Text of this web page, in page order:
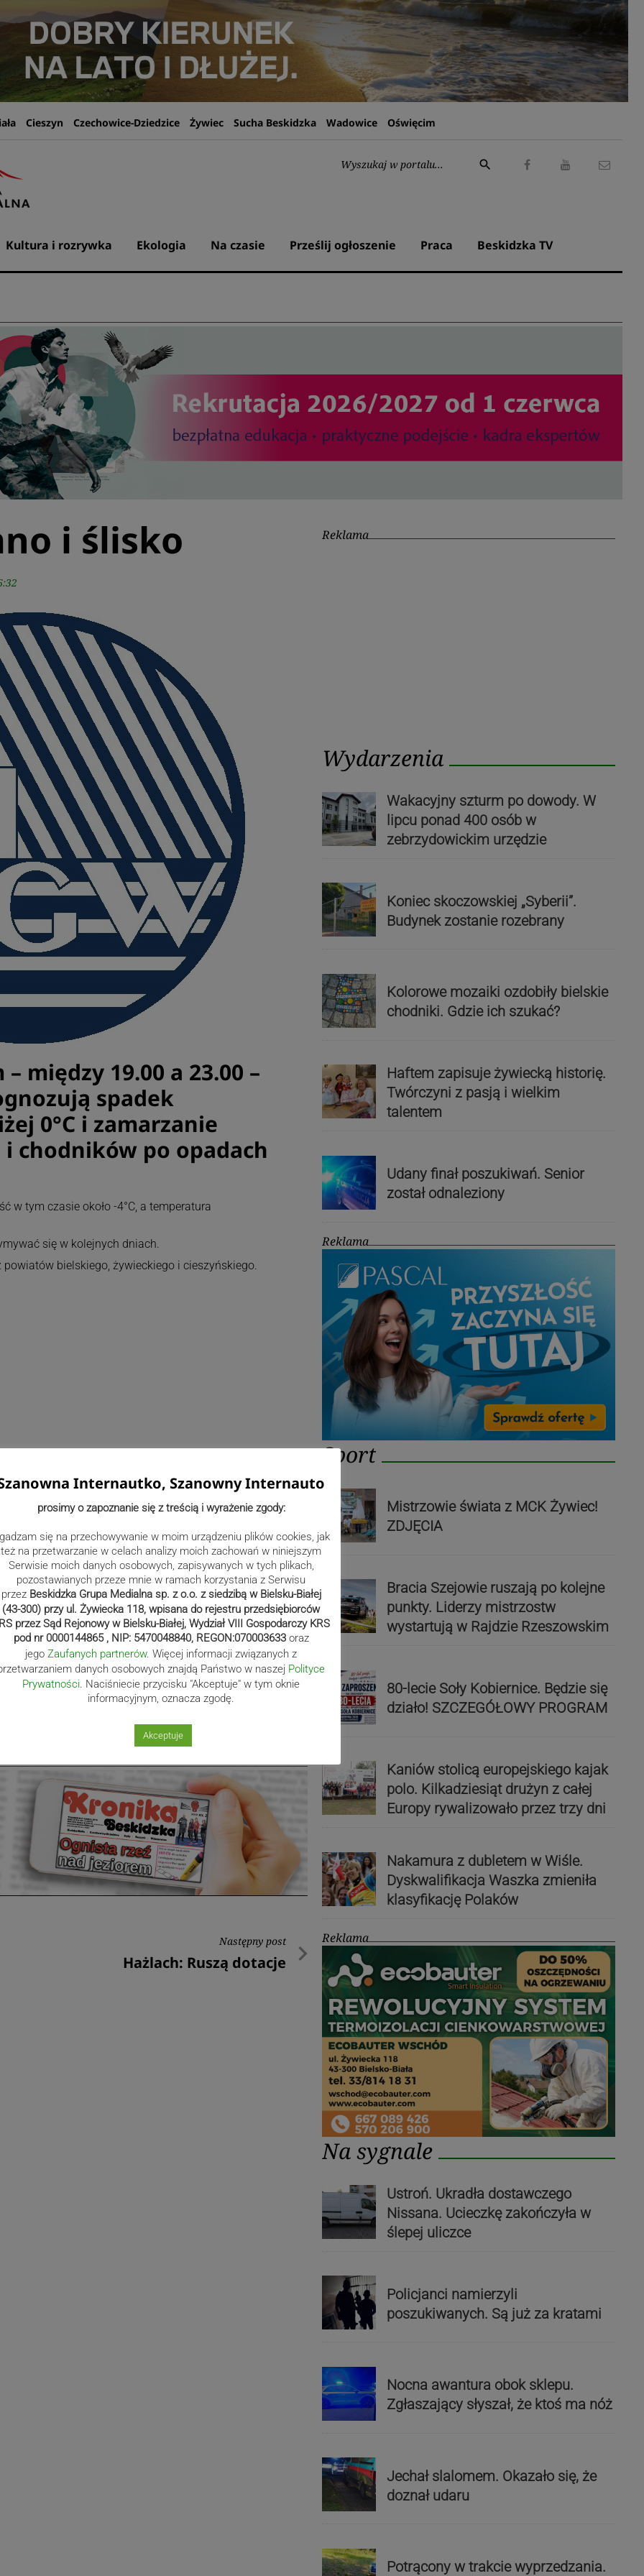
Cieszyn Czechowice-Dziedzice Żywiec Sucha Beskidzka Wadowice Oświęcim
Wyszukaj:
search
Kultura i rozrywka Ekologia Na czasie Prześlij ogłoszenie Praca Beskidzka TV
i ślisko
między 19.00 a 23.00 –
spadek
0°C i zamarzanie
chodników po opadach
w tym czasie około -4°C, a temperatura
się w kolejnych dniach.
bielskiego, żywieckiego i cieszyńskiego.
Następny post
Następny
Hażlach: Ruszą dotacje
Reklama
Wydarzenia
Wakacyjny szturm po dowody. W
lipcu ponad 400 osób w
zebrzydowickim urzędzie
Koniec skoczowskiej „Syberii”.
Budynek zostanie rozebrany
Kolorowe mozaiki ozdobiły bielskie
chodniki. Gdzie ich szukać?
Haftem zapisuje żywiecką historię.
Twórczyni z pasją i wielkim
talentem
Udany finał poszukiwań. Senior
został odnaleziony
Reklama
Sport
Mistrzowie świata z MCK Żywiec!
ZDJĘCIA
Bracia Szejowie ruszają po kolejne
punkty. Liderzy mistrzostw
wystartują w Rajdzie Rzeszowskim
80-lecie Soły Kobiernice. Będzie się
działo! SZCZEGÓŁOWY PROGRAM
Kaniów stolicą europejskiego kajak
polo. Kilkadziesiąt drużyn z całej
Europy rywalizowało przez trzy dni
Nakamura z dubletem w Wiśle.
Dyskwalifikacja Waszka zmieniła
klasyfikację Polaków
Reklama
Na sygnale
Ustroń. Ukradła dostawczego
Nissana. Ucieczkę zakończyła w
ślepej uliczce
Policjanci namierzyli
poszukiwanych. Są już za kratami
Nocna awantura obok sklepu.
Zgłaszający słyszał, że ktoś ma nóż
Jechał slalomem. Okazało się, że
doznał udaru
Potrącony w trakcie wyprzedzania.
Internautko, Szanowny Internauto
prosimy o zapoznanie się z treścią i wyrażenie zgody:
się na przechowywanie w moim urządzeniu plików cookies, jak
też na przetwarzanie w celach analizy moich zachowań w niniejszym
Serwisie moich danych osobowych, zapisywanych w tych plikach,
pozostawianych przeze mnie w ramach korzystania z Serwisu
przez Beskidzka Grupa Medialna sp. z o.o. z siedzibą w Bielsku-Białej
(43-300) przy ul. Żywiecka 118, wpisana do rejestru przedsiębiorców
przez Sąd Rejonowy w Bielsku-Białej, Wydział VIII Gospodarczy KRS
pod nr 0000144865 , NIP: 5470048840, REGON:070003633 oraz
jego Zaufanych partnerów. Więcej informacji związanych z
danych osobowych znajdą Państwo w naszej Polityce
Prywatności . Naciśniecie przycisku "Akceptuje" w tym oknie
informacyjnym, oznacza zgodę.
Akceptuje